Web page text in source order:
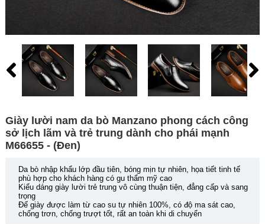
Giày lười nam da bò Manzano phong cách công
sở lịch lãm và trẻ trung dành cho phái mạnh
M66655 - (Đen)
Da bò nhập khẩu lớp đầu tiên, bóng mịn tự nhiên, họa tiết tinh tế
phù hợp cho khách hàng có gu thẩm mỹ cao
Kiểu dáng giày lười trẻ trung vô cùng thuận tiện, đẳng cấp và sang
trọng
Đế giày được làm từ cao su tự nhiên 100%, có độ ma sát cao,
chống trơn, chống trượt tốt, rất an toàn khi di chuyển